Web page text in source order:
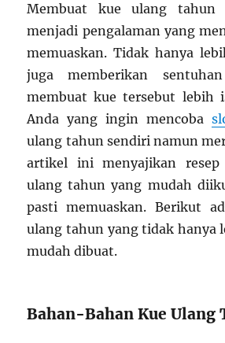
Membuat kue ulang
menjadi pengalaman yang
memuaskan. Tidak hanya
juga memberikan
membuat kue tersebut lebih
Anda yang ingin mencoba
ulang tahun sendiri namun
artikel ini menyajikan resep
ulang tahun yang mudah
pasti memuaskan. Berikut
ulang tahun yang tidak hanya
mudah dibuat.
Bahan-Bahan Kue Ulang